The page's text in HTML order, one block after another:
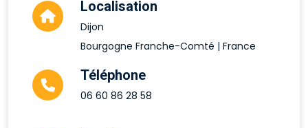
Localisation
Dijon
Bourgogne Franche-Comté | France
Téléphone
06 60 86 28 58